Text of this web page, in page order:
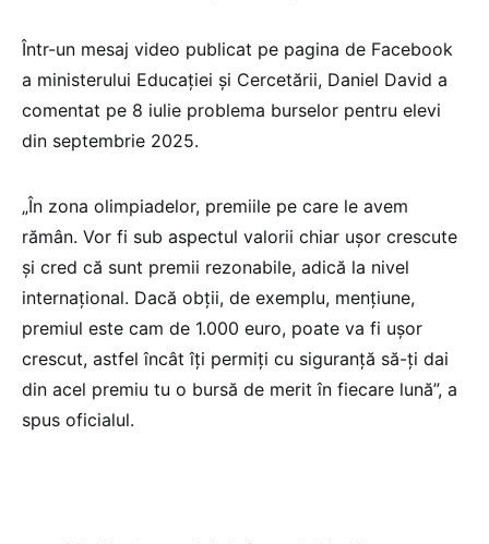
Într-un mesaj video publicat pe pagina de Facebook
a ministerului Educației și Cercetării, Daniel David a
comentat pe 8 iulie problema burselor pentru elevi
din septembrie 2025.
„În zona olimpiadelor, premiile pe care le avem
rămân. Vor fi sub aspectul valorii chiar ușor crescute
și cred că sunt premii rezonabile, adică la nivel
internațional. Dacă obții, de exemplu, mențiune,
premiul este cam de 1.000 euro, poate va fi ușor
crescut, astfel încât îți permiți cu siguranță să-ți dai
din acel premiu tu o bursă de merit în fiecare lună”, a
spus oficialul.